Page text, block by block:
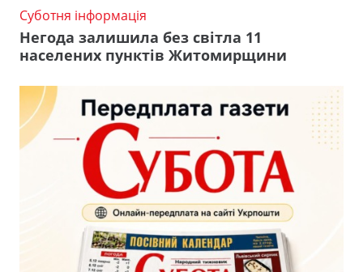
Суботня інформація
Негода залишила без світла 11
населених пунктів Житомирщини